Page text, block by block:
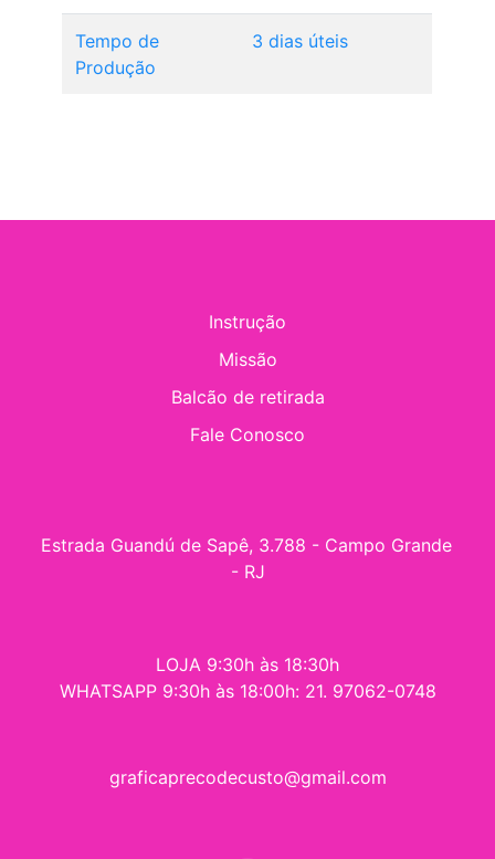
Tempo de
Produção
3 dias úteis
Instrução
Missão
Balcão de retirada
Fale Conosco
Estrada Guandú de Sapê, 3.788 - Campo Grande
- RJ
LOJA 9:30h às 18:30h
WHATSAPP 9:30h às 18:00h: 21. 97062-0748
graficaprecodecusto@gmail.com